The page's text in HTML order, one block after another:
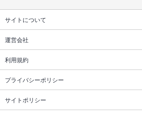
サイトについて
運営会社
利用規約
プライバシーポリシー
サイトポリシー